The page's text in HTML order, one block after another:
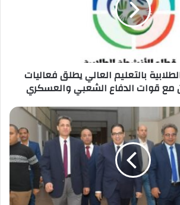
بالتعليم العالي يطلق فعاليات
مع قوات الدفاع الشعبي والعسكري